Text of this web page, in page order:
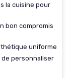
la cuisine pour
bon compromis
uniforme
de personnaliser